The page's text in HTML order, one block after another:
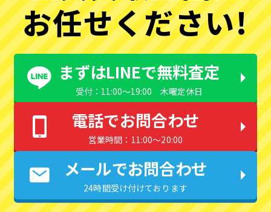
お任せください!
まずはLINEで無料査定
受付：11:00〜19:00 木曜定休日
電話でお問合わせ
営業時間：11:00〜20:00
メールでお問合わせ
24時間受け付けております